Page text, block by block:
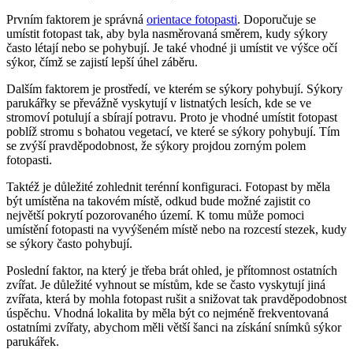
Prvním faktorem je správná orientace fotopasti. Doporučuje se
umístit fotopast tak, aby byla nasměrovaná směrem, kudy sýkory
často létají nebo se pohybují. Je také vhodné ji umístit ve výšce očí
sýkor, čímž se zajistí lepší úhel záběru.
Dalším faktorem je prostředí, ve kterém se sýkory pohybují. Sýkory
parukářky se převážně vyskytují v listnatých lesích, kde se ve
stromoví potulují a sbírají potravu. Proto je vhodné umístit fotopast
poblíž stromu s bohatou vegetací, ve které se sýkory pohybují. Tím
se zvýší pravděpodobnost, že sýkory projdou zorným polem
fotopasti.
Taktéž je důležité zohlednit terénní konfiguraci. Fotopast by měla
být umístěna na takovém místě, odkud bude možné zajistit co
největší pokrytí pozorovaného území. K tomu může pomoci
umístění fotopasti na vyvýšeném místě nebo na rozcestí stezek, kudy
se sýkory často pohybují.
Poslední faktor, na který je třeba brát ohled, je přítomnost ostatních
zvířat. Je důležité vyhnout se místům, kde se často vyskytují jiná
zvířata, která by mohla fotopast rušit a snižovat tak pravděpodobnost
úspěchu. Vhodná lokalita by měla být co nejméně frekventovaná
ostatními zvířaty, abychom měli větší šanci na získání snímků sýkor
parukářek.